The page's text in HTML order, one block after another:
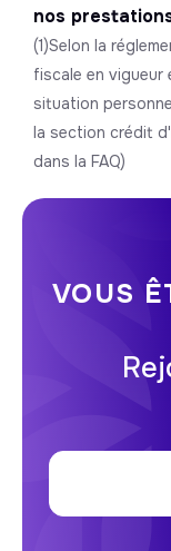
nos
(1)Selon la
fiscale en vigueur
situation
la section crédit
dans la FAQ)
VOUS